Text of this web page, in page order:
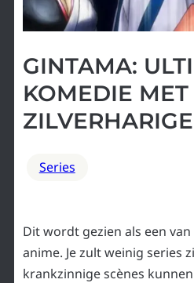
GINTAMA:
KOMEDIE MET
Series
Dit wordt gezien als een
anime. Je zult weinig series
krankzinnige scènes